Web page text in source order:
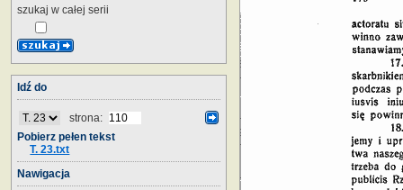
szukaj w całej serii
Idź do
strona:
Pobierz pełen tekst
T. 23.txt
Nawigacja